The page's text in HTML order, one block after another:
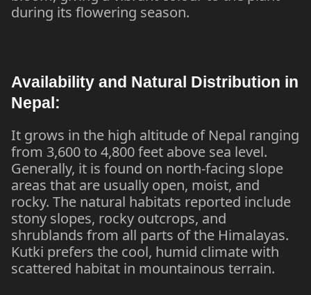
during its flowering season.
Availability and Natural Distribution in
Nepal:
It grows in the high altitude of Nepal ranging
from 3,600 to 4,800 feet above sea level.
Generally, it is found on north-facing slope
areas that are usually open, moist, and
rocky. The natural habitats reported include
stony slopes, rocky outcrops, and
shrublands from all parts of the Himalayas.
Kutki prefers the cool, humid climate with
scattered habitat in mountainous terrain.